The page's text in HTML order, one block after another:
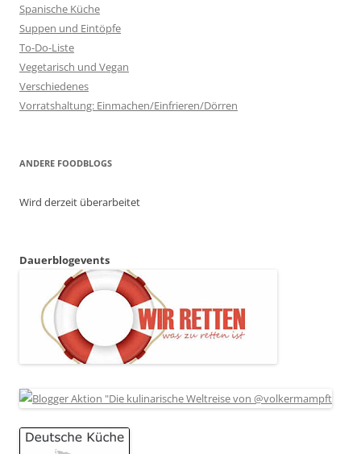
Spanische Küche
Suppen und Eintöpfe
To-Do-Liste
Vegetarisch und Vegan
Verschiedenes
Vorratshaltung: Einmachen/Einfrieren/Dörren
ANDERE FOODBLOGS
Wird derzeit überarbeitet
Dauerblogevents